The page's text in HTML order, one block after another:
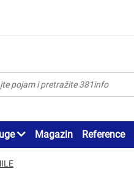
Magazin Reference